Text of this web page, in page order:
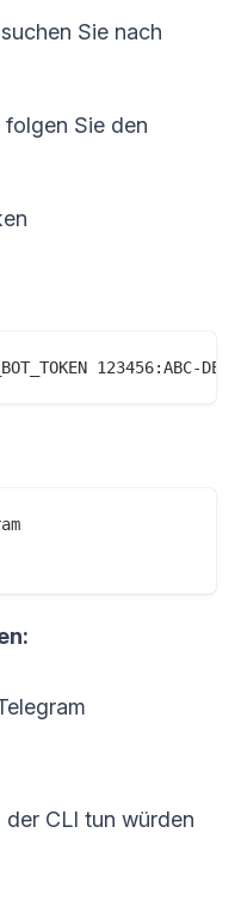
Sie nach
folgen Sie den
123456:ABC-
CLI tun würden